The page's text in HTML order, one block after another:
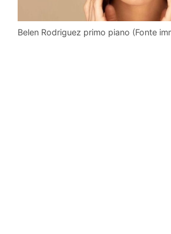
Belen Rodriguez primo piano (Fonte